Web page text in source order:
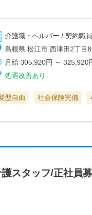
介護職・ヘルパー / 契約職員
島根県 松江市 西津田2丁目
月給 305,920円 ～325,920
処遇改善あり
型自由 社会保険完備
護スタッフ/正社員